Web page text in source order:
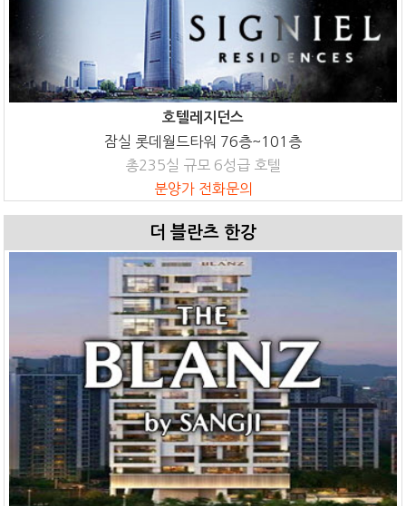
호텔레지던스
잠실 롯데월드타워 76층~101층
총235실 규모 6성급 호텔
분양가 전화문의
더 블란츠 한강